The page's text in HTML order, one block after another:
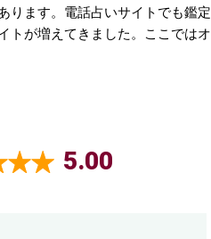
ります。電話占いサイトでも鑑定
トが増えてきました。ここではオ
5.00